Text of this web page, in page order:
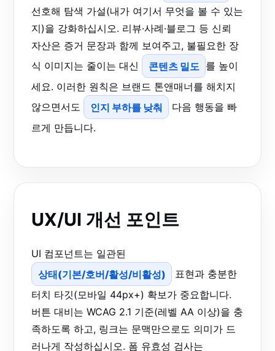
선호해 탐색 가설(내가 여기서 무엇을 볼 수 있는
지)을 강화하십시오. 리뷰·사례·블로그 등 신뢰
자산은 증거 문장과 함께 보여주고, 불필요한 장
식 이미지는 줄이는 대신
콘텐츠 밀도 를 높이
세요. 이러한 원칙은 브랜드 톤앤매너를 해치지
않으면서도
인지 부하를 낮춰
다음 행동을 빠
르게 만듭니다.
UX/UI 개선 포인트
UI 컴포넌트는 일관된
상태(기본/호버/활성/비활성)
표현과 충분한
터치 타깃(모바일 44px+) 확보가 중요합니다.
버튼 대비는 WCAG 2.1 기준(레벨 AA 이상)을 충
족하도록 하고, 링크는 문맥만으로도 의미가 드
러나게 작성하십시오. 폼 유효성 검사는